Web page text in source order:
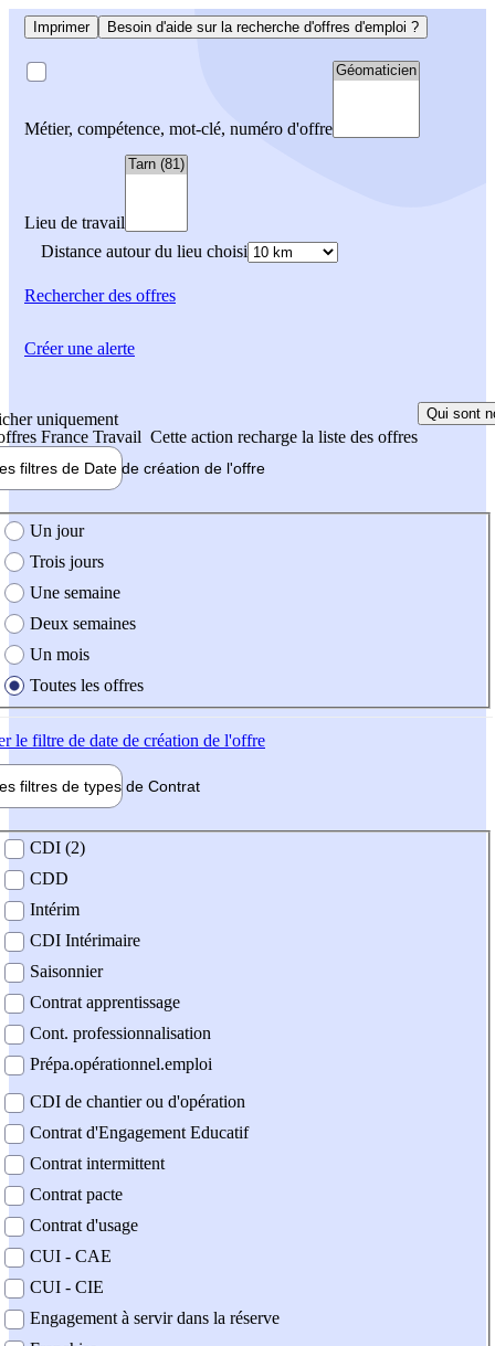
Imprimer Besoin d'aide sur la recherche d'offres d'emploi ?
Métier, compétence, mot-clé, numéro d'offre
Lieu de travail
Distance autour du lieu choisi
Rechercherdes offres
uniquement
France Travail Cette action recharge la liste des offres
Qui sont
filtres de Date de création de l'offre
création de l'offre
Un jour
Trois jours
Une semaine
Deux semaines
Un mois
Toutes les offres
le filtre de date de création de l'offre
filtres de types de Contrat
contrat
CDI (2)
CDD
Intérim
CDI Intérimaire
Saisonnier
Contrat apprentissage
Cont. professionnalisation
Prépa.opérationnel.emploi
CDI de chantier ou d'opération
Contrat d'Engagement Educatif
Contrat intermittent
Contrat pacte
Contrat d'usage
CUI - CAE
CUI - CIE
Engagement à servir dans la réserve
Créer une alerte